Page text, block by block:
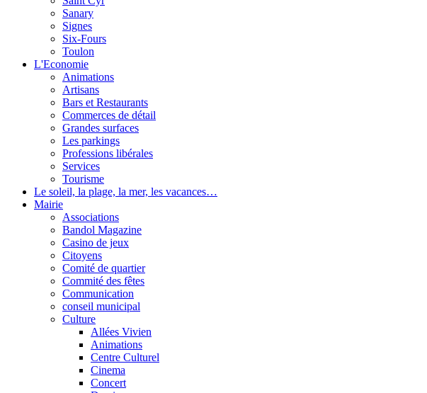
Sanary
Signes
Six-Fours
Toulon
L'Economie
Animations
Artisans
Bars et Restaurants
Commerces de détail
Grandes surfaces
Les parkings
Professions libérales
Services
Tourisme
Le soleil, la plage, la mer, les vacances…
Mairie
Associations
Bandol Magazine
Casino de jeux
Citoyens
Comité de quartier
Commité des fêtes
Communication
conseil municipal
Culture
Allées Vivien
Animations
Centre Culturel
Cinema
Concert